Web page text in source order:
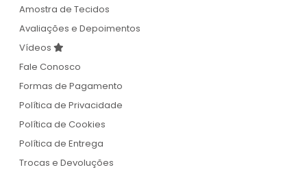
Amostra de Tecidos
Avaliações e Depoimentos
Vídeos
Fale Conosco
Formas de Pagamento
Política de Privacidade
Política de Cookies
Política de Entrega
Trocas e Devoluções